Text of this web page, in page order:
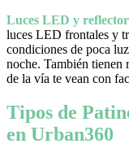
Luces LED y
luces LED frontales y
condiciones de poca
noche. También tienen
de la vía te vean con
Tipos de
en Urban360